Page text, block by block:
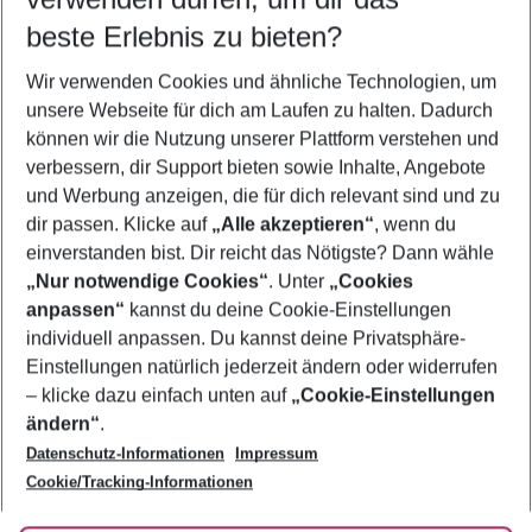
5-8 Nächte
2 Erwachsene Keine Kinder
Mehr Filter anzeigen
Footer
Footer navigation
Über uns
AGB
Bestpreisgarantie
Cookie-Einstellungen ändern
Cookie-Richtlinie
Agenturbetreuung
Barrierefreies Reisen
Folge uns
beste Erlebnis zu bieten?
Wir verwenden Cookies und ähnliche Technologien, um
unsere Webseite für dich am Laufen zu halten. Dadurch
können wir die Nutzung unserer Plattform verstehen und
verbessern, dir Support bieten sowie Inhalte, Angebote
und Werbung anzeigen, die für dich relevant sind und zu
dir passen. Klicke auf „Alle akzeptieren“, wenn du
einverstanden bist. Dir reicht das Nötigste? Dann wähle
„Nur notwendige Cookies“. Unter „Cookies
anpassen“ kannst du deine Cookie-Einstellungen
individuell anpassen. Du kannst deine Privatsphäre-
Einstellungen natürlich jederzeit ändern oder widerrufen
– klicke dazu einfach unten auf „Cookie-Einstellungen
ändern“.
Datenschutz-Informationen
Impressum
Cookie/Tracking-Informationen